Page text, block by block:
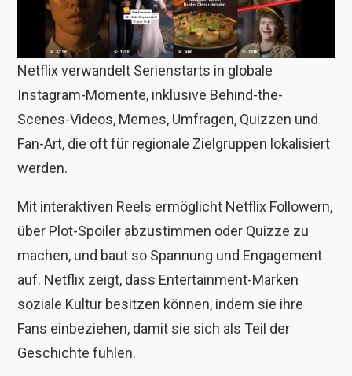
Netflix verwandelt Serienstarts in globale
Instagram-Momente, inklusive Behind-the-
Scenes-Videos, Memes, Umfragen, Quizzen und
Fan-Art, die oft für regionale Zielgruppen lokalisiert
werden.
Mit interaktiven Reels ermöglicht Netflix Followern,
über Plot-Spoiler abzustimmen oder Quizze zu
machen, und baut so Spannung und Engagement
auf. Netflix zeigt, dass Entertainment-Marken
soziale Kultur besitzen können, indem sie ihre
Fans einbeziehen, damit sie sich als Teil der
Geschichte fühlen.